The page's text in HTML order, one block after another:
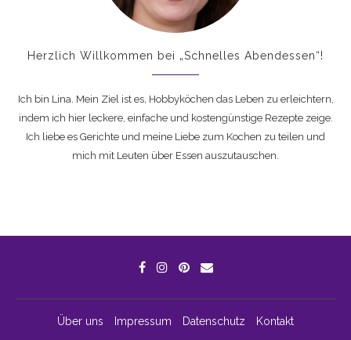
Herzlich Willkommen bei „Schnelles Abendessen“!
Ich bin Lina. Mein Ziel ist es, Hobbyköchen das Leben zu erleichtern,
indem ich hier leckere, einfache und kostengünstige Rezepte zeige.
Ich liebe es Gerichte und meine Liebe zum Kochen zu teilen und
mich mit Leuten über Essen auszutauschen.
Über uns Impressum Datenschutz Kontakt